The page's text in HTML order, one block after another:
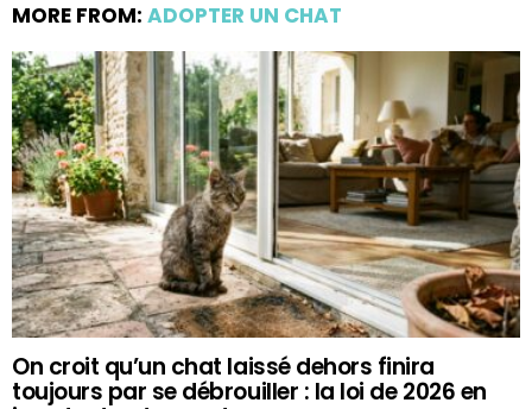
MORE FROM: ADOPTER UN CHAT
On croit qu’un chat laissé dehors finira
toujours par se débrouiller : la loi de 2026 en